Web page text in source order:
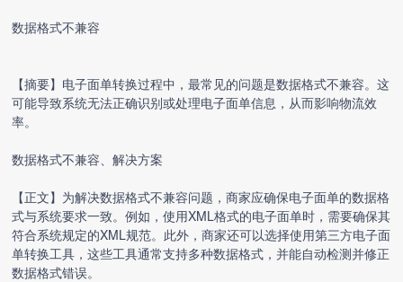
数据格式不兼容
【摘要】 电子面单转换过程中，最常见的问题是数据格式不兼容。这
可能导致系统无法正确识别或处理电子面单信息，从而影响物流效
率。
数据格式不兼容、解决方案
【正文】为解决数据格式不兼容问题，商家应确保电子面单的数据格
式与系统要求一致。例如，使用XML格式的电子面单时，需要确保其
符合系统规定的XML规范。此外，商家还可以选择使用第三方电子面
单转换工具，这些工具通常支持多种数据格式，并能自动检测并修正
数据格式错误。